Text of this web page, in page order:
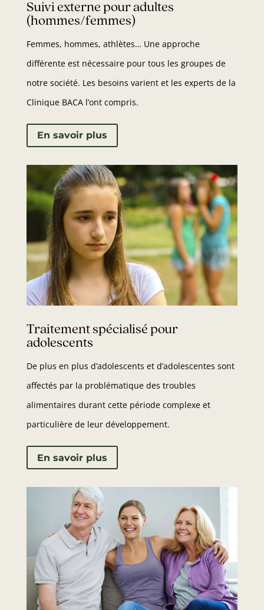
Suivi externe pour adultes
(hommes/femmes)
Femmes, hommes, athlètes… Une approche
différente est nécessaire pour tous les groupes de
notre société. Les besoins varient et les experts de la
Clinique BACA l’ont compris.
En savoir plus
Traitement spécialisé pour
adolescents
De plus en plus d’adolescents et d’adolescentes sont
affectés par la problématique des troubles
alimentaires durant cette période complexe et
particulière de leur développement.
En savoir plus